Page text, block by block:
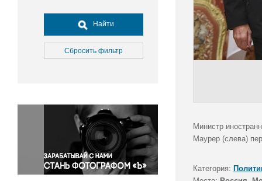
Досуг, туризм и отдых
Культура
Медицина
Окружающая среда
Политика
Правосудие
Происшествия и конфликты
Религия
Найти
Сбросить фильтр
Министр
Маурер (слева)
Категория: